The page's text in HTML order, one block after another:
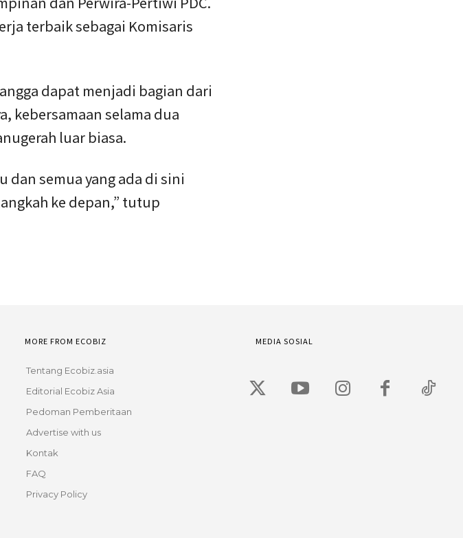
terbaik sebagai Komisaris
dapat menjadi bagian dari
kebersamaan selama dua
luar biasa.
dan semua yang ada di sini
ke depan,” tutup
MORE FROM ECOBIZ
Tentang Ecobiz.asia
Editorial Ecobiz Asia
Pedoman Pemberitaan
Advertise with us
Kontak
FAQ
Privacy Policy
MEDIA SOSIAL